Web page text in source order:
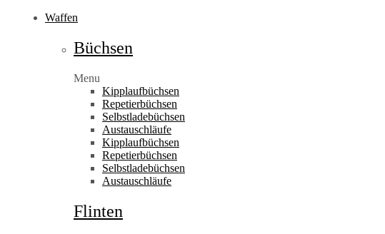
Waffen
Büchsen
Menu
Kipplaufbüchsen
Repetierbüchsen
Selbstladebüchsen
Austauschläufe
Kipplaufbüchsen
Repetierbüchsen
Selbstladebüchsen
Austauschläufe
Flinten